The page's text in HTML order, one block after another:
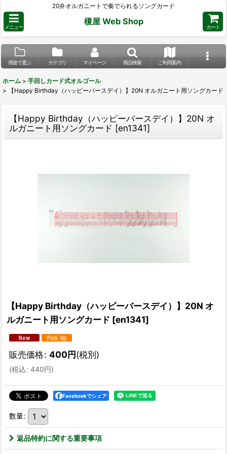
20弁オルガニートで奏でられるソングカード
メニュー
榎屋 Web Shop
カート
用途で選ぶ カテゴリ マイページ 商品検索 ご利用案内
ホーム > 手回しカード式オルゴール
>
【Happy Birthday（ハッピーバースデイ）】20N オルガニート用ソングカード
【Happy Birthday（ハッピーバースデイ）】20N オ
ルガニート用ソングカード [en1341]
【Happy Birthday（ハッピーバースデイ）】20N オ
ルガニート用ソングカード [en1341]
販売価格: 400円(税別)
(税込: 440円)
Facebookでシェア
数量:
返品特約に関する重要事項